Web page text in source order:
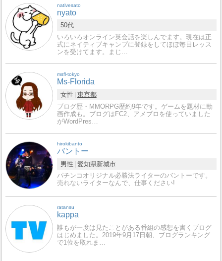
nativesato
nyato
50代
いろいろオンライン英会話を楽しんでます。現在は正
式にネイティブキャンプに登録をしてほぼ毎日レッス
ンを受けてます。まじ…
msfl-tokyo
Ms-Florida
女性 東京都
ブログ歴・MMORPG歴約9年です。ゲームを題材に動
画作成も。ブログはFC2、アメブロを使っていました
がWordPres…
hirokibanto
バントー
男性 愛知県新城市
パチンコオリジナル必勝法ライターのバントーです。
売れないライターなんで、仕事ください!
ratansu
kappa
誰もが一度は見たことがある番組の感想を書くブログ
はじめました。2019年9月17日朝、ブログランキング
で1位を取れま…